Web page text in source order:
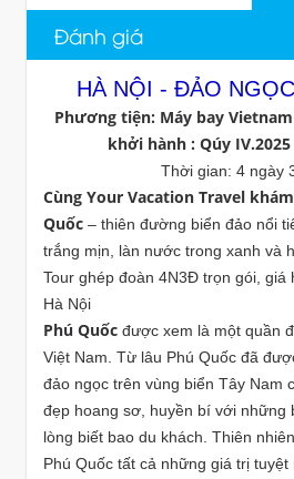
Đánh giá
HÀ NỘI - ĐẢO
Phương tiện: Máy bay
khởi hành : Qúy
Thời gian: 4 ngày
Cùng Your Vacation Travel
Quốc – thiên đường biển đảo nổi
trắng mịn, làn nước trong xanh và
Tour ghép đoàn 4N3Đ trọn gói, giá
Hà Nội
Phú Quốc được xem là một quần
Việt Nam. Từ lâu Phú Quốc đã
đảo ngọc trên vùng biển Tây Nam
đẹp hoang sơ, huyền bí với những
lòng biết bao du khách. Thiên
Phú Quốc tất cả những giá trị tuyệt